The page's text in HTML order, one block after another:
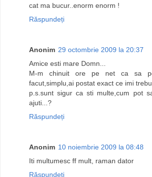
cat ma bucur..enorm enorm !
Răspundeți
Anonim 29 octombrie 2009 la 20:37
Amice esti mare Domn...
M-m chinuit ore pe net ca sa
facut,simplu,ai postat exact ce imi
p.s.sunt sigur ca sti multe,cum pot
ajuti...?
Răspundeți
Anonim 10 noiembrie 2009 la 08:48
Iti multumesc ff mult, raman dator
Răspundeți